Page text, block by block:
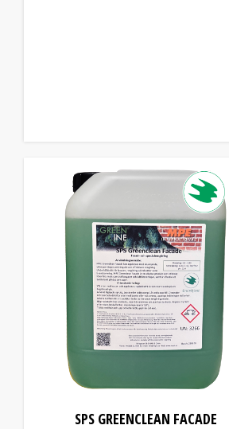
SPS GREENCLEAN FACADE